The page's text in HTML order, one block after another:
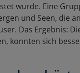
wurde. Eine
und Seen, die
Das Ergebnis:
konnten sich